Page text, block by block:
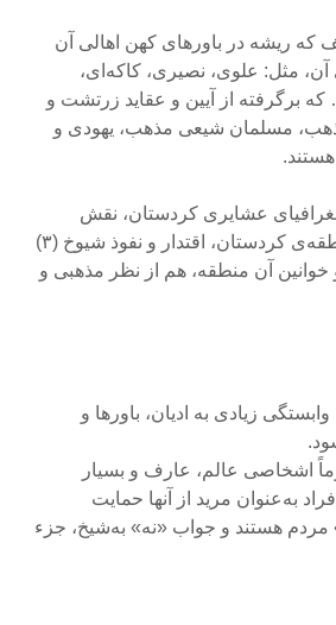
که ریشه در باورهای کهن اهالی آن
مثل: علوی، نصیری، کاکه‌ای،
برگرفته از آیین و عقاید زرتشت و
مسلمان شیعی مذهب، یهودی و
عشایری کردستان، نقش
بسیار مهمّی را در باور کُردها دارند. از نکات بارز آن در منطقه‌ی کردستان، اقتدار و نفوذ شیوخ (۳)
آن منطقه، هم از نظر مذهبی و
زیادی به ادیان، باورها و
اشخاصی عالم، عارف و بسیار
به‌عنوان مرید از آنها حمایت
هستند و جواب «نه» به‌شیخ، جزء